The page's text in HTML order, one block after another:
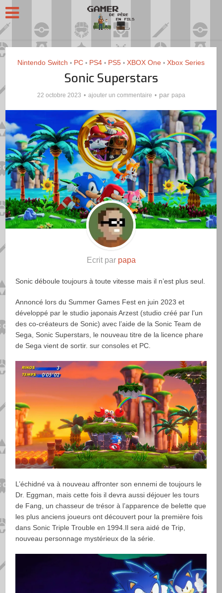
Nintendo Switch • PC • PS4 • PS5 • XBOX One • Xbox Series
Sonic Superstars
22 octobre 2023 ajouter un commentaire par papa
Ecrit par papa
Sonic déboule toujours à toute vitesse mais il n’est plus seul.
Annoncé lors du Summer Games Fest en juin 2023 et
développé par le studio japonais Arzest (studio créé par l’un
des co-créateurs de Sonic) avec l’aide de la Sonic Team de
Sega, Sonic Superstars, le nouveau titre de la licence phare
de Sega vient de sortir. sur consoles et PC.
L’échidné va à nouveau affronter son ennemi de toujours le
Dr. Eggman, mais cette fois il devra aussi déjouer les tours
de Fang, un chasseur de trésor à l’apparence de belette que
les plus anciens joueurs ont découvert pour la première fois
dans Sonic Triple Trouble en 1994.Il sera aidé de Trip,
nouveau personnage mystérieux de la série.